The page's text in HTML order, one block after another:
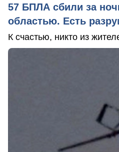
57 БПЛА сбили за
областью. Есть
К счастью, никто из